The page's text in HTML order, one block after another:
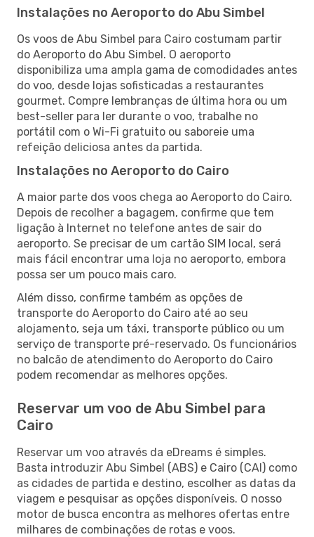
Instalações no Aeroporto do Abu Simbel
Os voos de Abu Simbel para Cairo costumam partir
do Aeroporto do Abu Simbel. O aeroporto
disponibiliza uma ampla gama de comodidades antes
do voo, desde lojas sofisticadas a restaurantes
gourmet. Compre lembranças de última hora ou um
best-seller para ler durante o voo, trabalhe no
portátil com o Wi-Fi gratuito ou saboreie uma
refeição deliciosa antes da partida.
Instalações no Aeroporto do Cairo
A maior parte dos voos chega ao Aeroporto do Cairo.
Depois de recolher a bagagem, confirme que tem
ligação à Internet no telefone antes de sair do
aeroporto. Se precisar de um cartão SIM local, será
mais fácil encontrar uma loja no aeroporto, embora
possa ser um pouco mais caro.
Além disso, confirme também as opções de
transporte do Aeroporto do Cairo até ao seu
alojamento, seja um táxi, transporte público ou um
serviço de transporte pré-reservado. Os funcionários
no balcão de atendimento do Aeroporto do Cairo
podem recomendar as melhores opções.
Reservar um voo de Abu Simbel para
Cairo
Reservar um voo através da eDreams é simples.
Basta introduzir Abu Simbel (ABS) e Cairo (CAI) como
as cidades de partida e destino, escolher as datas da
viagem e pesquisar as opções disponíveis. O nosso
motor de busca encontra as melhores ofertas entre
milhares de combinações de rotas e voos.